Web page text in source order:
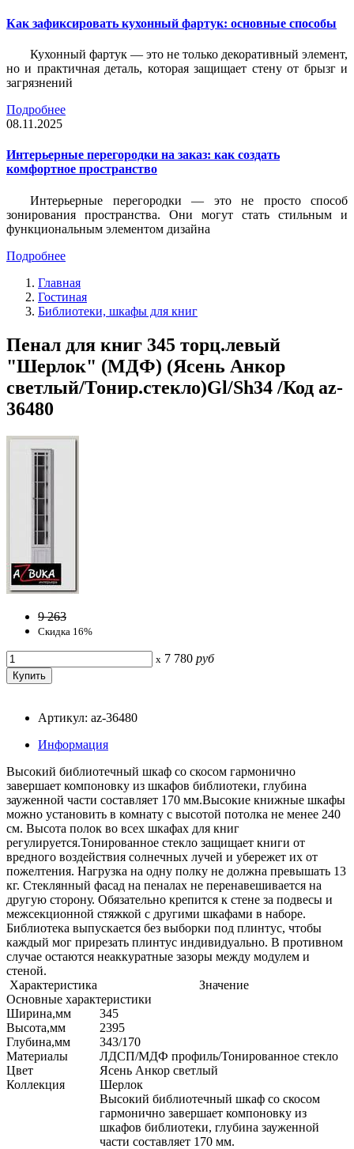
Как зафиксировать кухонный фартук: основные способы
Кухонный фартук — это не только декоративный элемент,
но и практичная деталь, которая защищает стену от брызг и
загрязнений
Подробнее
08.11.2025
Интерьерные перегородки на заказ: как создать
комфортное пространство
Интерьерные перегородки — это не просто способ
зонирования пространства. Они могут стать стильным и
функциональным элементом дизайна
Подробнее
Главная
Гостиная
Библиотеки, шкафы для книг
Пенал для книг 345 торц.левый
"Шерлок" (МДФ) (Ясень Анкор
светлый/Тонир.стекло)Gl/Sh34 /Код az-
36480
9 263
Скидка 16%
x 7 780 руб
Артикул: az-36480
Информация
Высокий библиотечный шкаф со скосом гармонично
завершает компоновку из шкафов библиотеки, глубина
зауженной части составляет 170 мм.Высокие книжные шкафы
можно установить в комнату с высотой потолка не менее 240
см. Высота полок во всех шкафах для книг
регулируется.Тонированное стекло защищает книги от
вредного воздействия солнечных лучей и убережет их от
пожелтения. Нагрузка на одну полку не должна превышать 13
кг. Стеклянный фасад на пеналах не перенавешивается на
другую сторону. Обязательно крепится к стене за подвесы и
межсекционной стяжкой с другими шкафами в наборе.
Библиотека выпускается без выборки под плинтус, чтобы
каждый мог прирезать плинтус индивидуально. В противном
случае остаются неаккуратные зазоры между модулем и
стеной.
Характеристика
Значение
Основные характеристики
Ширина,мм
345
Высота,мм
2395
Глубина,мм
343/170
Материалы
ЛДСП/МДФ профиль/Тонированное стекло
Цвет
Ясень Анкор светлый
Коллекция
Шерлок
Высокий библиотечный шкаф со скосом
гармонично завершает компоновку из
шкафов библиотеки, глубина зауженной
части составляет 170 мм.